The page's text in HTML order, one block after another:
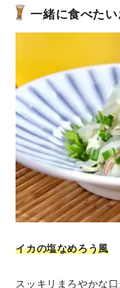
一緒に食べたい
イカの塩なめろう風
スッキリまろやかな